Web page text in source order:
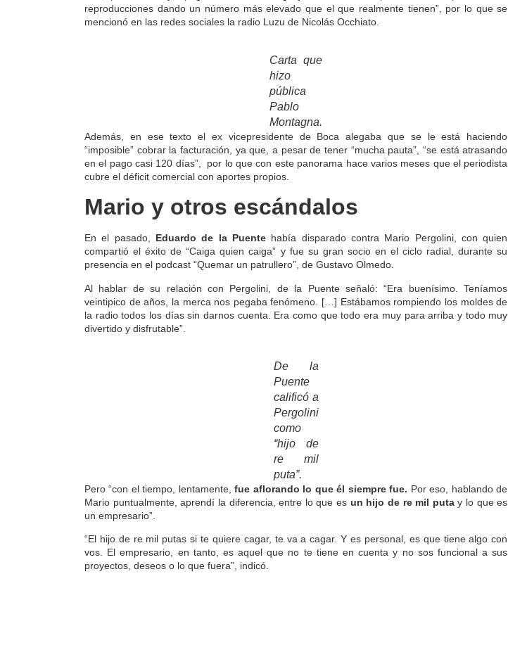
reproducciones dando un número más elevado que el que realmente tienen”, por lo que se
mencionó en las redes sociales la radio Luzu de Nicolás Occhiato.
Carta que
hizo
pública
Pablo
Montagna.
Además, en ese texto el ex vicepresidente de Boca alegaba que se le está haciendo
“imposible” cobrar la facturación, ya que, a pesar de tener “mucha pauta”, “se está atrasando
en el pago casi 120 días”, por lo que con este panorama hace varios meses que el periodista
cubre el déficit comercial con aportes propios.
Mario y otros escándalos
En el pasado, Eduardo de la Puente había disparado contra Mario Pergolini, con quien
compartió el éxito de “Caiga quien caiga” y fue su gran socio en el ciclo radial, durante su
presencia en el podcast “Quemar un patrullero”, de Gustavo Olmedo.
Al hablar de su relación con Pergolini, de la Puente señaló: “Era buenísimo. Teníamos
veintipico de años, la merca nos pegaba fenómeno. […] Estábamos rompiendo los moldes de
la radio todos los días sin darnos cuenta. Era como que todo era muy para arriba y todo muy
divertido y disfrutable”.
De la
Puente
calificó a
Pergolini
como
“hijo de
re mil
puta”.
Pero“con el tiempo, lentamente,fue aflorando lo que él siempre fue. Por eso, hablando de
Mario puntualmente, aprendí la diferencia, entre lo que es un hijo de re mil putay lo que es
un empresario”.
“El hijo de re mil putas si te quiere cagar, te va a cagar. Y es personal, es que tiene algo con
vos. El empresario, en tanto, es aquel que no te tiene en cuenta y no sos funcional a sus
proyectos, deseos o lo que fuera”, indicó.